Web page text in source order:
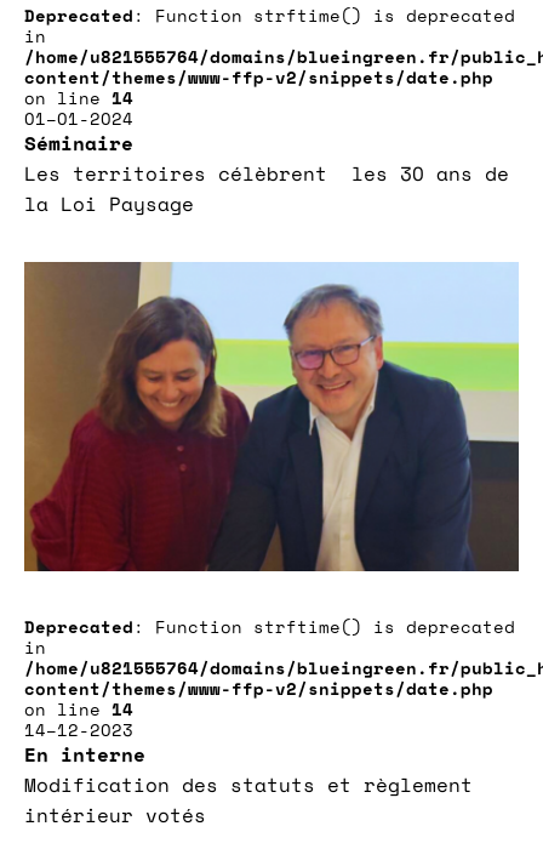
Deprecated: Function strftime() is deprecated
in
/home/u821555764/domains/blueingreen.fr/
content/themes/www-ffp-v2/snippets/date.php
on line 14
01–01-2024
Séminaire
Les territoires célèbrent les 30 ans de
la Loi Paysage
Deprecated: Function strftime() is deprecated
in
/home/u821555764/domains/blueingreen.fr/
content/themes/www-ffp-v2/snippets/date.php
on line 14
14–12-2023
En interne
Modification des statuts et règlement
intérieur votés